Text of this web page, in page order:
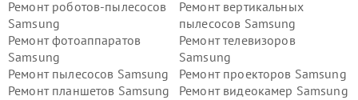
Ремонт роботов-пылесосов
Samsung
Ремонт вертикальных
пылесосов Samsung
Ремонт фотоаппаратов
Samsung
Ремонт телевизоров
Samsung
Ремонт пылесосов Samsung
Ремонт проекторов Samsung
Ремонт планшетов Samsung
Ремонт видеокамер Samsung